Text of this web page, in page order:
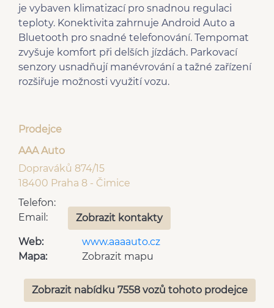
je vybaven klimatizací pro snadnou regulaci
teploty. Konektivita zahrnuje Android Auto a
Bluetooth pro snadné telefonování. Tempomat
zvyšuje komfort při delších jízdách. Parkovací
senzory usnadňují manévrování a tažné zařízení
rozšiřuje možnosti využití vozu.
Prodejce
AAA Auto
Dopraváků 874/15
18400 Praha 8 - Čimice
Telefon:
Email:
Zobrazit kontakty
Web:
www.aaaauto.cz
Mapa:
Zobrazit mapu
Zobrazit nabídku 7558 vozů tohoto prodejce